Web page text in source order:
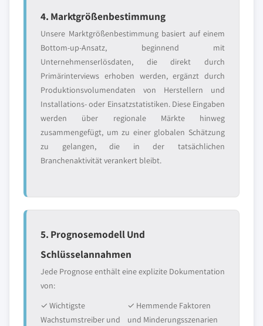
4. Marktgrößenbestimmung
Unsere Marktgrößenbestimmung basiert auf einem
Bottom-up-Ansatz, beginnend mit
Unternehmenserlösdaten, die direkt durch
Primärinterviews erhoben werden, ergänzt durch
Produktionsvolumendaten von Herstellern und
Installations- oder Einsatzstatistiken. Diese Eingaben
werden über regionale Märkte hinweg
zusammengefügt, um zu einer globalen Schätzung
zu gelangen, die in der tatsächlichen
Branchenaktivität verankert bleibt.
5. Prognosemodell Und
Schlüsselannahmen
Jede Prognose enthält eine explizite Dokumentation
von:
✓ Wichtigste
Wachstumstreiber und
✓ Hemmende Faktoren
und Minderungsszenarien